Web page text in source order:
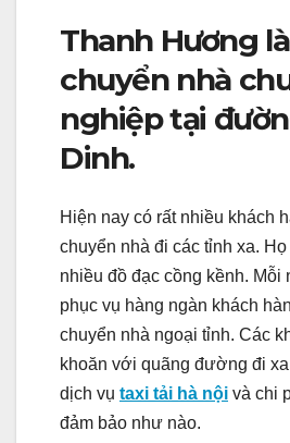
Thanh Hương
chuyển nhà
nghiệp tại
Dinh.
Hiện nay có rất nhiều khách
chuyển nhà đi các tỉnh xa.
nhiều đồ đạc cồng kềnh. Mỗi
phục vụ hàng ngàn khách
chuyển nhà ngoại tỉnh. Các
khoăn với quãng đường đi
dịch vụ taxi tải hà nội và chi
đảm bảo như nào.